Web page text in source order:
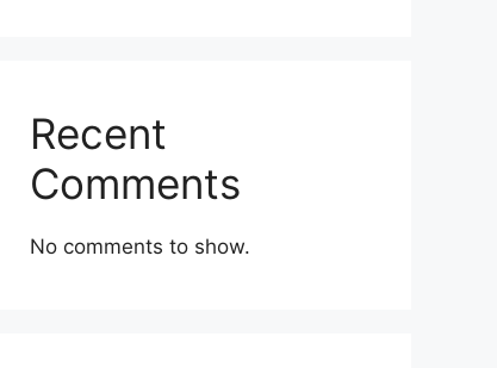
Recent
Comments
No comments to show.